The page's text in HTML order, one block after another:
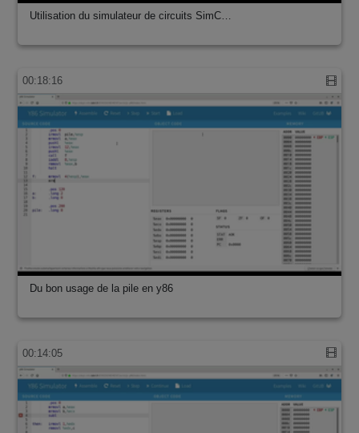
Utilisation du simulateur de circuits SimC…
00:18:16
Du bon usage de la pile en y86
00:14:05